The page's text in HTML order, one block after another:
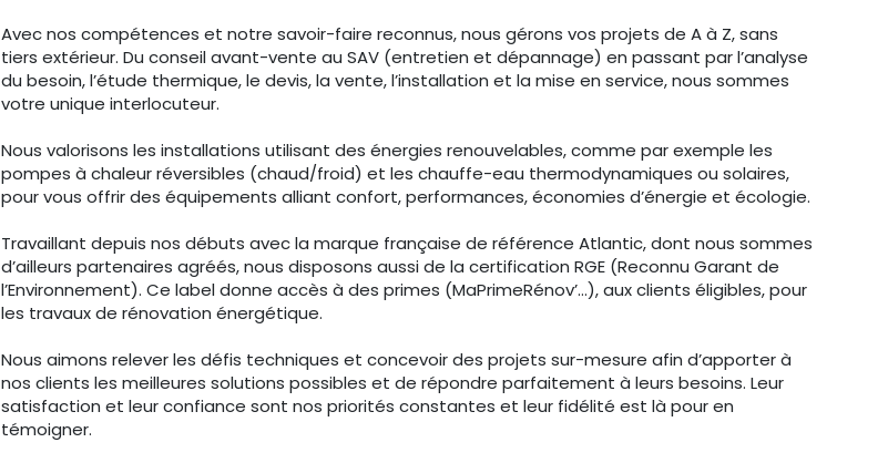
Avec nos compétences et notre savoir-faire reconnus, nous gérons vos projets de A à Z, sans
tiers extérieur. Du conseil avant-vente au SAV (entretien et dépannage) en passant par l’analyse
du besoin, l’étude thermique, le devis, la vente, l’installation et la mise en service, nous sommes
votre unique interlocuteur.
Nous valorisons les installations utilisant des énergies renouvelables, comme par exemple les
pompes à chaleur réversibles (chaud/froid) et les chauffe-eau thermodynamiques ou solaires,
pour vous offrir des équipements alliant confort, performances, économies d’énergie et écologie.
Travaillant depuis nos débuts avec la marque française de référence Atlantic, dont nous sommes
d’ailleurs partenaires agréés, nous disposons aussi de la certification RGE (Reconnu Garant de
l’Environnement). Ce label donne accès à des primes (MaPrimeRénov’…), aux clients éligibles, pour
les travaux de rénovation énergétique.
Nous aimons relever les défis techniques et concevoir des projets sur-mesure afin d’apporter à
nos clients les meilleures solutions possibles et de répondre parfaitement à leurs besoins. Leur
satisfaction et leur confiance sont nos priorités constantes et leur fidélité est là pour en
témoigner.